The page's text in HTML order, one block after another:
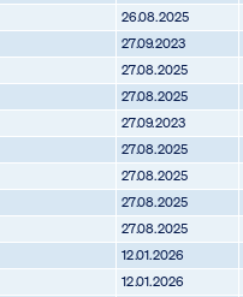
26.08.2025
27.09.2023
27.08.2025
27.08.2025
27.09.2023
27.08.2025
27.08.2025
27.08.2025
27.08.2025
12.01.2026
12.01.2026